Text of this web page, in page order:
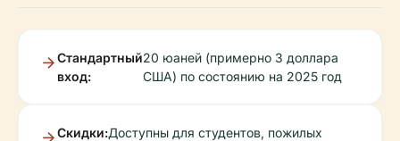
Стандартный
вход:
20 юаней (примерно 3 доллара
США) по состоянию на 2025 год
Скидки:Доступны для студентов, пожилых